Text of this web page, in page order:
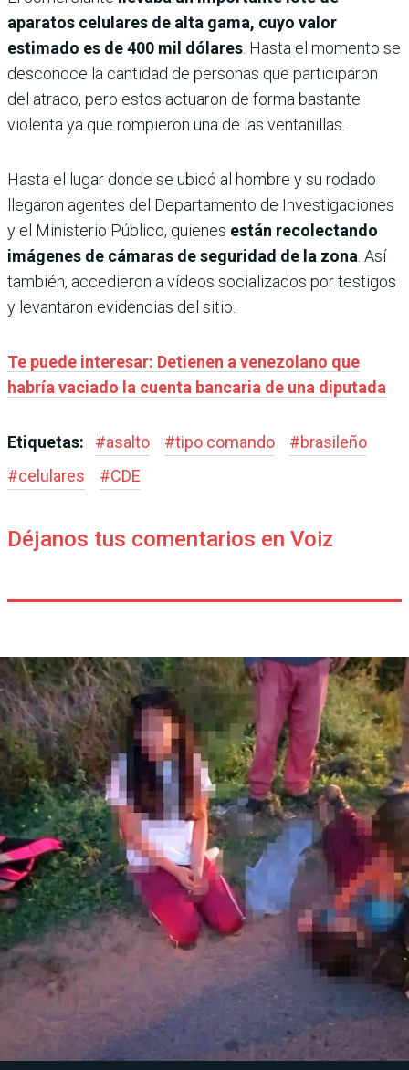
aparatos celulares de alta gama, cuyo valor
estimado es de 400 mil dólares. Hasta el momento se
desconoce la cantidad de personas que participaron
del atraco, pero estos actuaron de forma bastante
violenta ya que rompieron una de las ventanillas.
Hasta el lugar donde se ubicó al hombre y su rodado
llegaron agentes del Departamento de Investigaciones
y el Ministerio Público, quienes están recolectando
imágenes de cámaras de seguridad de la zona. Así
también, accedieron a vídeos socializados por testigos
y levantaron evidencias del sitio.
Te puede interesar: Detienen a venezolano que
habría vaciado la cuenta bancaria de una diputada
Etiquetas: #asalto #tipo comando #brasileño
#celulares #CDE
Déjanos tus comentarios en Voiz